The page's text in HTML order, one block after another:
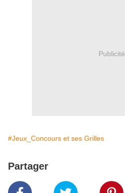
Publicité
#Jeux_Concours et ses Grilles
Partager